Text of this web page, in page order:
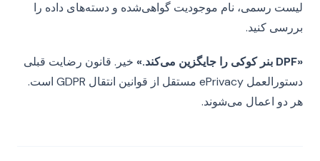
لیست رسمی، نام موجودیت گواهی‌شده و دسته‌های داده را
بررسی کنید.
«DPF بنر کوکی را جایگزین می‌کند.»
خیر. قانون رضایت قبلی
دستورالعمل ePrivacy مستقل از قوانین انتقال GDPR است.
هر دو اعمال می‌شوند.